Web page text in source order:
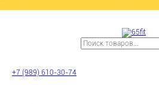
+7 (989) 610-30-74
Поделиться с друзьями